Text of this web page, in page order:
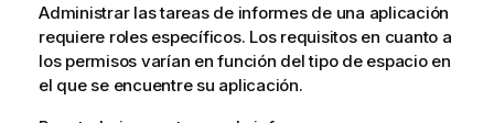
Administrar las tareas de informes de una aplicación
requiere roles específicos. Los requisitos en cuanto a
los permisos varían en función del tipo de espacio en
el que se encuentre su aplicación.